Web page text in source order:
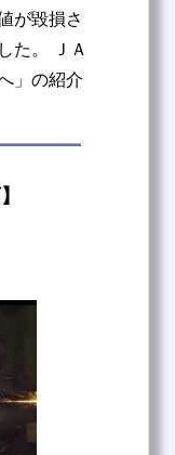
が毀損さ
た。 ＪＡ
」の紹介